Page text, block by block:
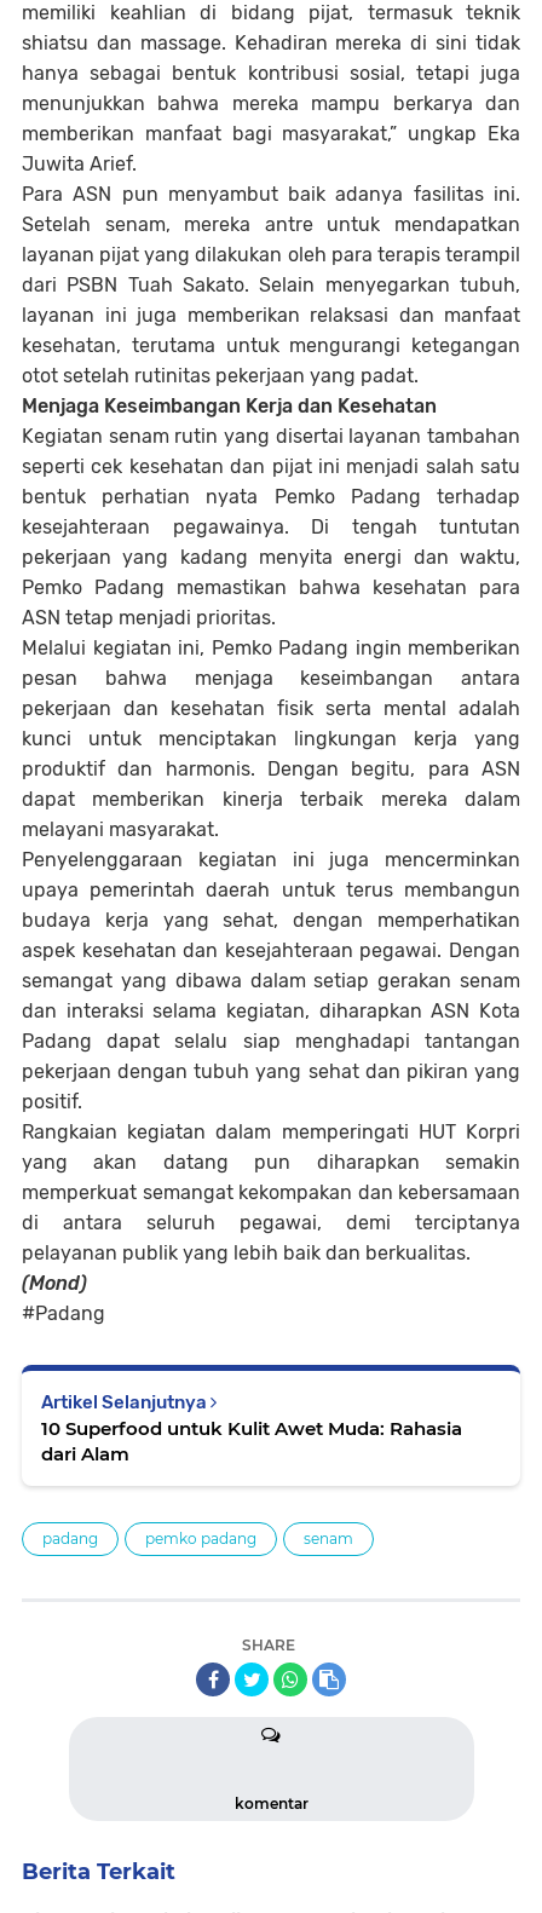
memiliki keahlian di bidang pijat, termasuk teknik
shiatsu dan massage. Kehadiran mereka di sini tidak
hanya sebagai bentuk kontribusi sosial, tetapi juga
menunjukkan bahwa mereka mampu berkarya dan
memberikan manfaat bagi masyarakat,” ungkap Eka
Juwita Arief.
Para ASN pun menyambut baik adanya fasilitas ini.
Setelah senam, mereka antre untuk mendapatkan
layanan pijat yang dilakukan oleh para terapis terampil
dari PSBN Tuah Sakato. Selain menyegarkan tubuh,
layanan ini juga memberikan relaksasi dan manfaat
kesehatan, terutama untuk mengurangi ketegangan
otot setelah rutinitas pekerjaan yang padat.
Menjaga Keseimbangan Kerja dan Kesehatan
Kegiatan senam rutin yang disertai layanan tambahan
seperti cek kesehatan dan pijat ini menjadi salah satu
bentuk perhatian nyata Pemko Padang terhadap
kesejahteraan pegawainya. Di tengah tuntutan
pekerjaan yang kadang menyita energi dan waktu,
Pemko Padang memastikan bahwa kesehatan para
ASN tetap menjadi prioritas.
Melalui kegiatan ini, Pemko Padang ingin memberikan
pesan bahwa menjaga keseimbangan antara
pekerjaan dan kesehatan fisik serta mental adalah
kunci untuk menciptakan lingkungan kerja yang
produktif dan harmonis. Dengan begitu, para ASN
dapat memberikan kinerja terbaik mereka dalam
melayani masyarakat.
Penyelenggaraan kegiatan ini juga mencerminkan
upaya pemerintah daerah untuk terus membangun
budaya kerja yang sehat, dengan memperhatikan
aspek kesehatan dan kesejahteraan pegawai. Dengan
semangat yang dibawa dalam setiap gerakan senam
dan interaksi selama kegiatan, diharapkan ASN Kota
Padang dapat selalu siap menghadapi tantangan
pekerjaan dengan tubuh yang sehat dan pikiran yang
positif.
Rangkaian kegiatan dalam memperingati HUT Korpri
yang akan datang pun diharapkan semakin
memperkuat semangat kekompakan dan kebersamaan
di antara seluruh pegawai, demi terciptanya
pelayanan publik yang lebih baik dan berkualitas.
(Mond)
#Padang
Artikel Selanjutnya
10 Superfood untuk Kulit Awet Muda: Rahasia
dari Alam
padang pemko padang senam
SHARE
komentar
Berita Terkait